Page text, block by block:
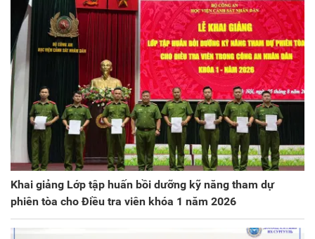
Khai giảng Lớp tập huấn bồi dưỡng kỹ năng tham dự
phiên tòa cho Điều tra viên khóa 1 năm 2026